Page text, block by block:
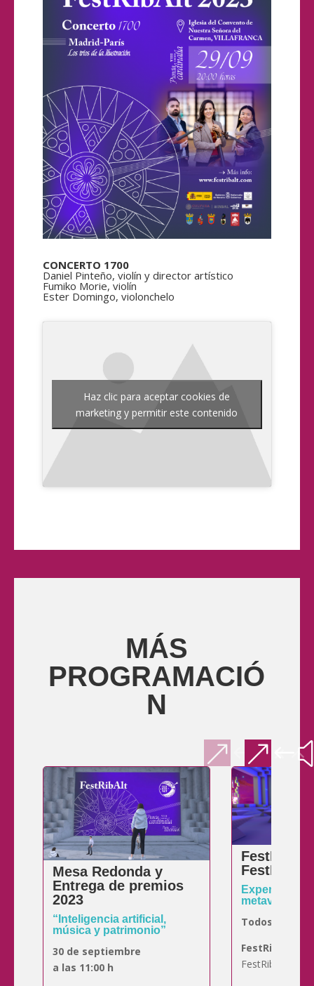
CONCERTO 1700
Daniel Pinteño, violín y director artístico
Fumiko Morie, violín
Ester Domingo, violonchelo
Haz clic para aceptar cookies de
marketing y permitir este contenido
MÁS
PROGRAMACIÓ
N
Mesa Redonda y
Entrega de premios
2023
“Inteligencia artificial,
música y patrimonio”
30 de septiembre
a las 11:00 h
Experiencias
metaverso
Todos los días
FestRibverso
FestRibAlt